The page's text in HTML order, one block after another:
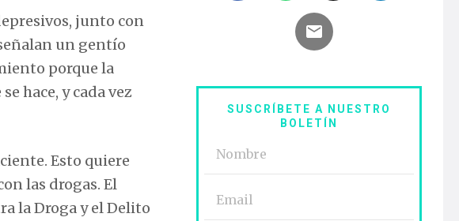
junto con
un gentío
porque la
hace, y cada vez
Esto quiere
las drogas. El
la Droga y el Delito
SUSCRÍBETE A NUESTRO
BOLETÍN